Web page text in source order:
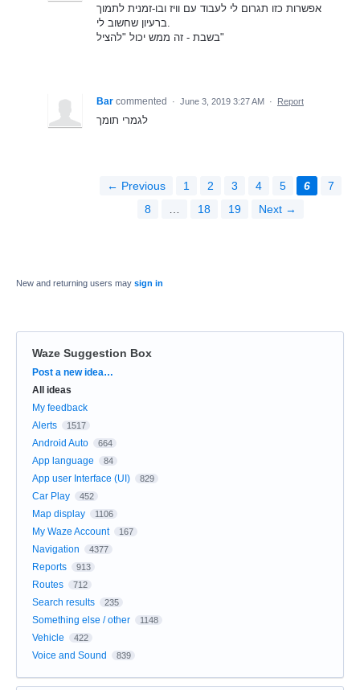
אפשרות כזו תגרום לי לעבוד עם וויז ובו-זמנית לתמוך
בשבת - זה ממש יכול "להציל"
Bar commented · June 3, 2019 3:27 AM · Report
לגמרי תומך
← Previous 1 2 3 4 5 6
7
8
18 19 Next →
New and returning users may sign in
Waze Suggestion Box
Categories
Post a new idea…
All ideas
My feedback
Alerts
1517
Android Auto 664
App language 84
App user Interface (UI) 829
Car Play 452
Map display 1106
My Waze Account 167
Navigation 4377
Reports 913
Routes 712
Search results 235
Something else / other 1148
Vehicle 422
Voice and Sound 839